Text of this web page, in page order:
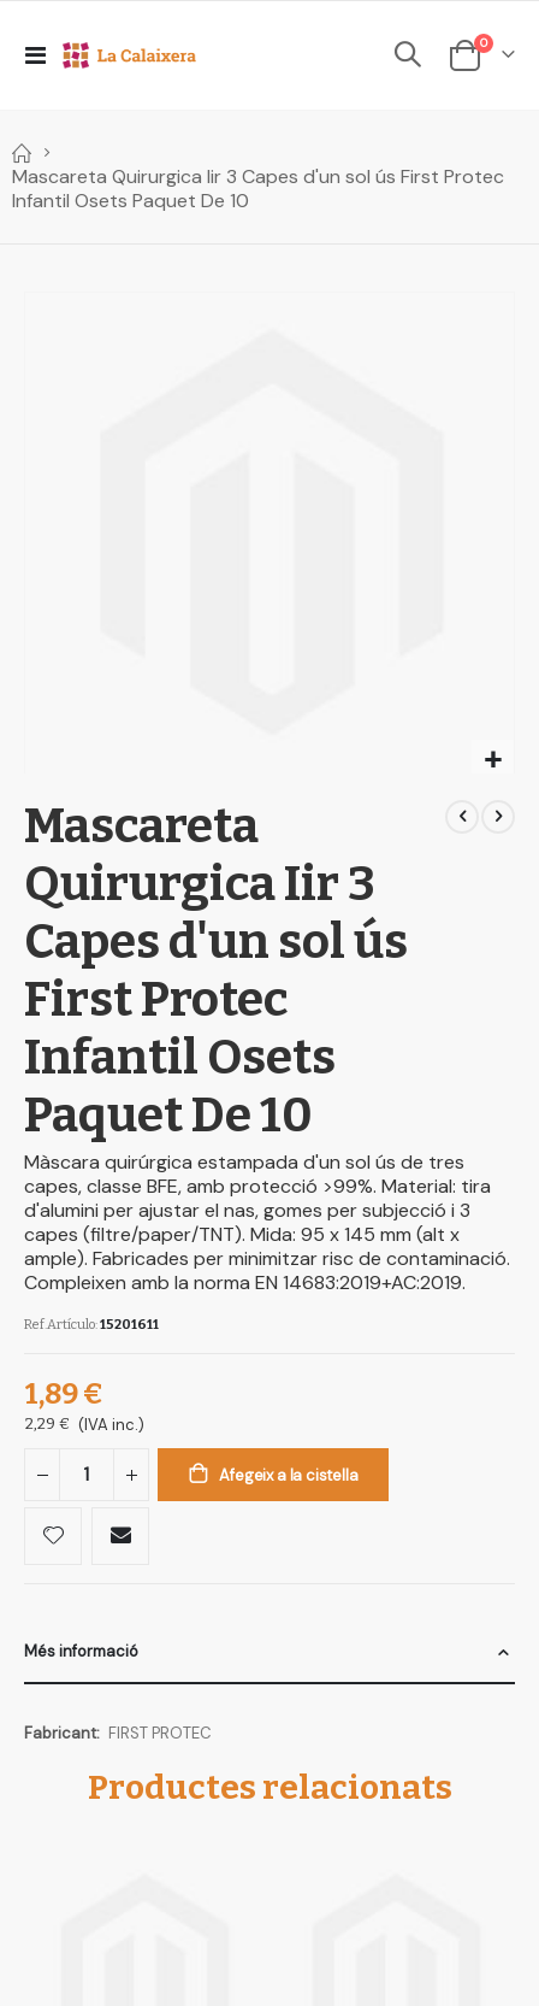
Toggle
Cesta
0elements
Mascareta Quirurgica Iir 3 Capes d'un sol ús First Protec
Infantil Osets Paquet De 10
to
the
beginning
of
the
images
gallery
Mascareta
Quirurgica Iir 3
Capes d'un sol ús
First Protec
Infantil Osets
Paquet De 10
Màscara quirúrgica estampada d'un sol ús de tres
capes, classe BFE, amb protecció >99%. Material: tira
d'alumini per ajustar el nas, gomes per subjecció i 3
capes (filtre/paper/TNT). Mida: 95 x 145 mm (alt x
ample). Fabricades per minimitzar risc de contaminació.
Compleixen amb la norma EN 14683:2019+AC:2019.
Ref.Artículo 15201611
1,89 €
2,29 € (IVA inc.)
Afegeix a la cistella
Més informació
Més
FIRST PROTEC
Productes relacionats